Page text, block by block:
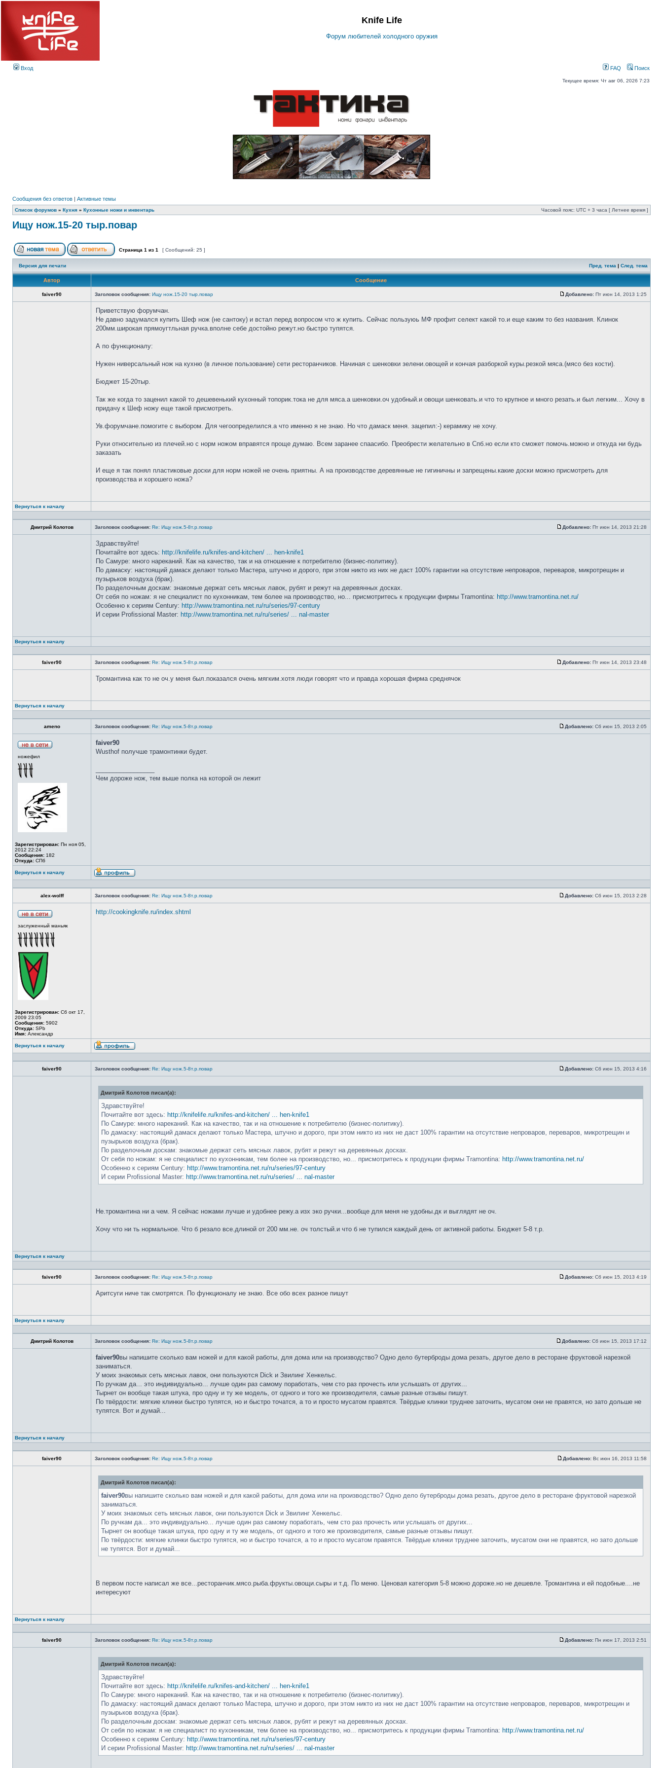
Knife Life
Форум любителей холодного оружия
Вход FAQ Поиск
Текущее время: Чт авг 06, 2026 7:23
Сообщения без ответов | Активные темы
Список форумов » Кухня » Кухонные ножи и инвентарь Часовой пояс: UTC + 3 часа [ Летнее время ]
Ищу нож.15-20 тыр.повар
Страница 1 из 1 [ Сообщений: 25 ]
Версия для печати Пред. тема | След. тема
Автор Сообщение
faiver90 Заголовок сообщения: Ищу нож.15-20 тыр.повар Добавлено: Пт июн 14, 2013 1:25
Приветствую форумчан.
Не давно задумался купить Шеф нож (не сантоку) и встал перед вопросом что ж купить. Сейчас пользуюь МФ профит селект какой то.и еще каким то без названия. Клинок
200мм.широкая прямоугтльная ручка.вполне себе достойно режут.но быстро тупятся.
А по функционалу:
Нужен ниверсальный нож на кухню (в личное пользование) сети ресторанчиков. Начиная с шенковки зелени.овощей и кончая разборкой куры.резкой мяса.(мясо без кости).
Бюджет 15-20тыр.
Так же когда то заценил какой то дешевенький кухонный топорик.тока не для мяса.а шенковки.оч удобный.и овощи шенковать.и что то крупное и много резать.и был легким... Хочу в
придачу к Шеф ножу еще такой присмотреть.
Ув.форумчане.помогите с выбором. Для чегоопределился.а что именно я не знаю. Но что дамаск меня. зацепил:-) керамику не хочу.
Руки относительно из плечей.но с норм ножом вправятся проще думаю. Всем заранее спаасибо. Преобрести желательно в Спб.но если кто сможет помочь.можно и откуда ни будь
заказать
И еще я так понял пластиковые доски для норм ножей не очень приятны. А на производстве деревянные не гигиничны и запрещены.какие доски можно присмотреть для
производства и хорошего ножа?
Вернуться к началу
Дмитрий Колотов Заголовок сообщения: Re: Ищу нож.5-8т.р.повар Добавлено: Пт июн 14, 2013 21:28
Здравствуйте!
Почитайте вот здесь: http://knifelife.ru/knifes-and-kitchen/ ... hen-knife1
По Самуре: много нареканий. Как на качество, так и на отношение к потребителю (бизнес-политику).
По дамаску: настоящий дамаск делают только Мастера, штучно и дорого, при этом никто из них не даст 100% гарантии на отсутствие непроваров, переваров, микротрещин и
пузырьков воздуха (брак).
По разделочным доскам: знакомые держат сеть мясных лавок, рубят и режут на деревянных досках.
От себя по ножам: я не специалист по кухонникам, тем более на производство, но... присмотритесь к продукции фирмы Tramontina: http://www.tramontina.net.ru/
Особенно к сериям Century: http://www.tramontina.net.ru/ru/series/97-century
И серии Profissional Master: http://www.tramontina.net.ru/ru/series/ ... nal-master
Вернуться к началу
faiver90 Заголовок сообщения: Re: Ищу нож.5-8т.р.повар Добавлено: Пт июн 14, 2013 23:48
Тромантина как то не оч.у меня был.показался очень мягким.хотя люди говорят что и правда хорошая фирма среднячок
Вернуться к началу
ameno Заголовок сообщения: Re: Ищу нож.5-8т.р.повар Добавлено: Сб июн 15, 2013 2:05
ножефил
Зарегистрирован: Пн ноя 05,
2012 22:24
Сообщения: 182
Откуда: СПб
faiver90
Wusthof получше трамонтинки будет.
Чем дороже нож, тем выше полка на которой он лежит
Вернуться к началу
alex-wolff Заголовок сообщения: Re: Ищу нож.5-8т.р.повар Добавлено: Сб июн 15, 2013 2:28
заслуженный маньяк
Зарегистрирован: Сб окт 17,
2009 23:05
Сообщения: 5902
Откуда: SPb
Имя: Александр
http://cookingknife.ru/index.shtml
Вернуться к началу
faiver90 Заголовок сообщения: Re: Ищу нож.5-8т.р.повар Добавлено: Сб июн 15, 2013 4:16
Дмитрий Колотов писал(а):
Здравствуйте!
Почитайте вот здесь: http://knifelife.ru/knifes-and-kitchen/ ... hen-knife1
По Самуре: много нареканий. Как на качество, так и на отношение к потребителю (бизнес-политику).
По дамаску: настоящий дамаск делают только Мастера, штучно и дорого, при этом никто из них не даст 100% гарантии на отсутствие непроваров, переваров, микротрещин и
пузырьков воздуха (брак).
По разделочным доскам: знакомые держат сеть мясных лавок, рубят и режут на деревянных досках.
От себя по ножам: я не специалист по кухонникам, тем более на производство, но... присмотритесь к продукции фирмы Tramontina: http://www.tramontina.net.ru/
Особенно к сериям Century: http://www.tramontina.net.ru/ru/series/97-century
И серии Profissional Master: http://www.tramontina.net.ru/ru/series/ ... nal-master
Не.тромантина ни а чем. Я сейчас ножами лучше и удобнее режу.а изх эко ручки...вообще для меня не удобны.дк и выглядят не оч.
Хочу что ни ть нормальное. Что б резало все.длиной от 200 мм.не. оч толстый.и что б не тупился каждый день от активной работы. Бюджет 5-8 т.р.
Вернуться к началу
faiver90 Заголовок сообщения: Re: Ищу нож.5-8т.р.повар Добавлено: Сб июн 15, 2013 4:19
Аритсуги ниче так смотрятся. По функционалу не знаю. Все обо всех разное пишут
Вернуться к началу
Дмитрий Колотов Заголовок сообщения: Re: Ищу нож.5-8т.р.повар Добавлено: Сб июн 15, 2013 17:12
faiver90вы напишите сколько вам ножей и для какой работы, для дома или на производство? Одно дело бутерброды дома резать, другое дело в ресторане фруктовой нарезкой
заниматься.
У моих знакомых сеть мясных лавок, они пользуются Dick и Звилинг Хенкельс.
По ручкам да... это индивидуально... лучше один раз самому поработать, чем сто раз прочесть или услышать от других...
Тырнет он вообще такая штука, про одну и ту же модель, от одного и того же производителя, самые разные отзывы пишут.
По твёрдости: мягкие клинки быстро тупятся, но и быстро точатся, а то и просто мусатом правятся. Твёрдые клинки труднее заточить, мусатом они не правятся, но зато дольше не
тупятся. Вот и думай...
Вернуться к началу
faiver90 Заголовок сообщения: Re: Ищу нож.5-8т.р.повар Добавлено: Вс июн 16, 2013 11:58
Дмитрий Колотов писал(а):
faiver90вы напишите сколько вам ножей и для какой работы, для дома или на производство? Одно дело бутерброды дома резать, другое дело в ресторане фруктовой нарезкой
заниматься.
У моих знакомых сеть мясных лавок, они пользуются Dick и Звилинг Хенкельс.
По ручкам да... это индивидуально... лучше один раз самому поработать, чем сто раз прочесть или услышать от других...
Тырнет он вообще такая штука, про одну и ту же модель, от одного и того же производителя, самые разные отзывы пишут.
По твёрдости: мягкие клинки быстро тупятся, но и быстро точатся, а то и просто мусатом правятся. Твёрдые клинки труднее заточить, мусатом они не правятся, но зато дольше
не тупятся. Вот и думай...
В первом посте написал же все...ресторанчик.мясо.рыба.фрукты.овощи.сыры и т.д. По меню. Ценовая категория 5-8 можно дороже.но не дешевле. Тромантина и ей подобные....не
интересуют
Вернуться к началу
faiver90 Заголовок сообщения: Re: Ищу нож.5-8т.р.повар Добавлено: Пн июн 17, 2013 2:51
Дмитрий Колотов писал(а):
Здравствуйте!
Почитайте вот здесь: http://knifelife.ru/knifes-and-kitchen/ ... hen-knife1
По Самуре: много нареканий. Как на качество, так и на отношение к потребителю (бизнес-политику).
По дамаску: настоящий дамаск делают только Мастера, штучно и дорого, при этом никто из них не даст 100% гарантии на отсутствие непроваров, переваров, микротрещин и
пузырьков воздуха (брак).
По разделочным доскам: знакомые держат сеть мясных лавок, рубят и режут на деревянных досках.
От себя по ножам: я не специалист по кухонникам, тем более на производство, но... присмотритесь к продукции фирмы Tramontina: http://www.tramontina.net.ru/
Особенно к сериям Century: http://www.tramontina.net.ru/ru/series/97-century
И серии Profissional Master: http://www.tramontina.net.ru/ru/series/ ... nal-master